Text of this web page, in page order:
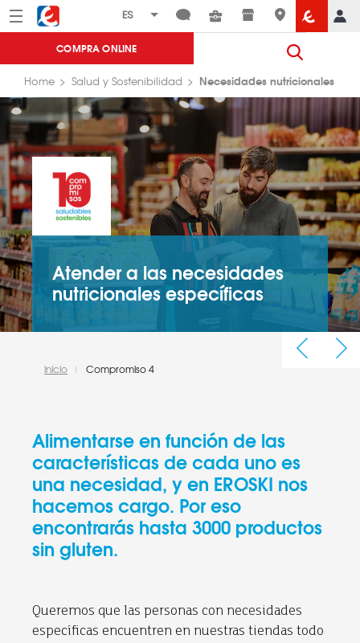
Menú Eroski
COMPRA ONLINE
Home Salud y Sostenibilidad Necesidades nutricionales
Atender a las necesidades
nutricionales específicas
inicio Compromiso 4
Alimentarse en función de las
características de cada uno es
una necesidad, y en EROSKI nos
hacemos cargo. Por eso
encontrarás hasta 3000 productos
sin gluten.
Queremos que las personas con necesidades
específicas encuentren en nuestras tiendas todo